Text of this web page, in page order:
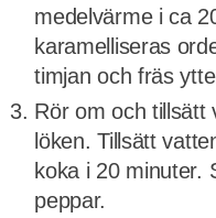
medelvärme i ca
karamelliseras
timjan och fräs
Rör om och tillsätt
löken. Tillsätt
koka i 20 minuter.
peppar.